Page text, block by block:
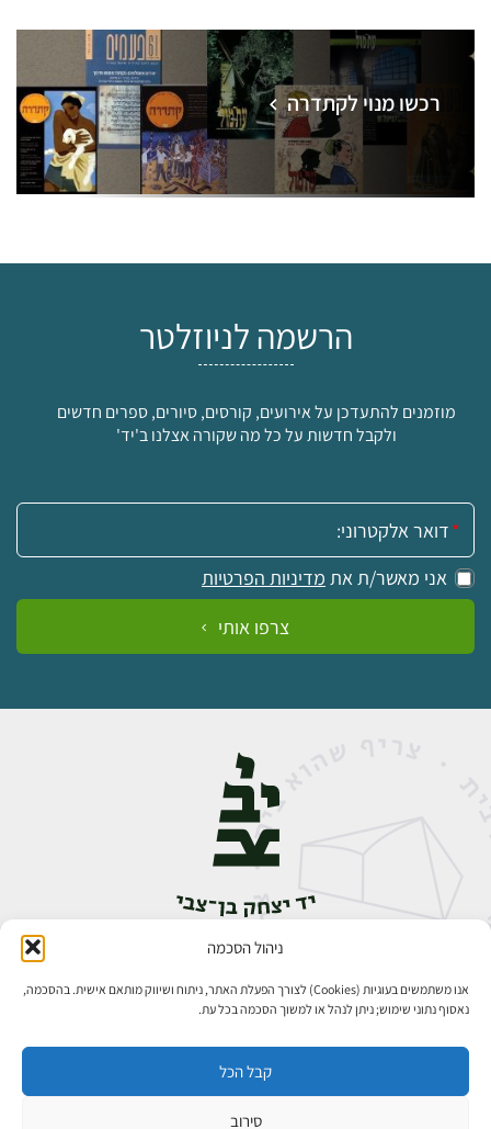
ניהול הסכמה
אנו משתמשים בעוגיות (Cookies) לצורך הפעלת האתר, ניתוח ושיווק מותאם אישית. בהסכמה,
נאסוף נתוני שימוש; ניתן לנהל או למשוך הסכמה בכל עת.
קבל הכל
סירוב
רכשו מנוי לקתדרה
הרשמה לניוזלטר
מוזמנים להתעדכן על אירועים, קורסים, סיורים, ספרים חדשים
ולקבל חדשות על כל מה שקורה אצלנו ב'יד'
אימייל:
אני מאשר/ת את מדיניות הפרטיות
צרפו אותי
אבן גבירול 14, רחביה, ירושלים